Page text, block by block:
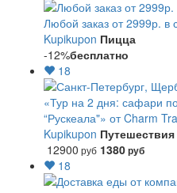
Любой заказ от 2999р. в
Kupikupon Пицца
-12%бесплатно
18
«Тур на 2 дня: сафари
“Рускеала"» от Charm
Kupikupon Путешествия
12900 руб 1380руб
18